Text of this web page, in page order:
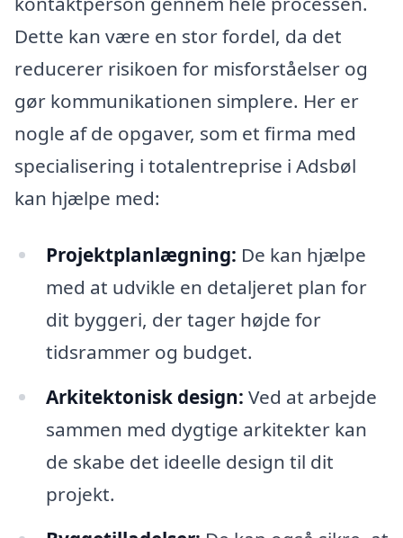
Dette kan være en stor fordel, da det
reducerer risikoen for misforståelser og
gør kommunikationen simplere. Her er
nogle af de opgaver, som et firma med
specialisering i totalentreprise i Adsbøl
kan hjælpe med:
Projektplanlægning: De kan hjælpe
med at udvikle en detaljeret plan for
dit byggeri, der tager højde for
tidsrammer og budget.
Arkitektonisk design: Ved at arbejde
sammen med dygtige arkitekter kan
de skabe det ideelle design til dit
projekt.